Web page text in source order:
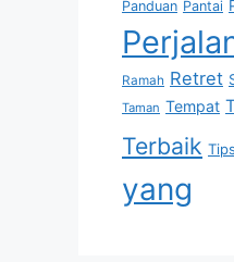
Panduan Pantai
Ramah Retret
Taman Tempat
Terbaik Tips
yang